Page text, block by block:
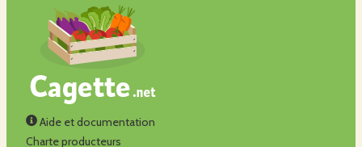
Aide et documentation
Charte producteurs